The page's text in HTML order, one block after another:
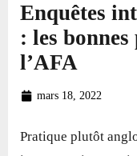
Enquêtes
: les
l’AFA
mars 18, 2022
Pratique plutôt